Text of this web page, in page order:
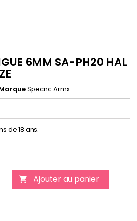
6MM SA-PH20 HAL
MarqueSpecna Arms
de 18 ans.
 Ajouter au panier